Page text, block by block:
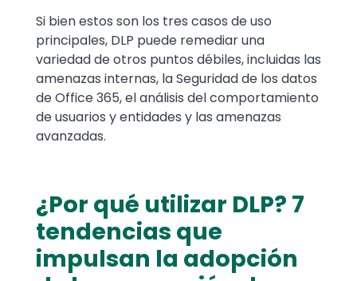
Si bien estos son los tres casos de uso
principales, DLP puede remediar una
variedad de otros puntos débiles, incluidas las
amenazas internas, la Seguridad de los datos
de Office 365, el análisis del comportamiento
de usuarios y entidades y las amenazas
avanzadas.
¿Por qué utilizar DLP? 7
tendencias que
impulsan la adopción